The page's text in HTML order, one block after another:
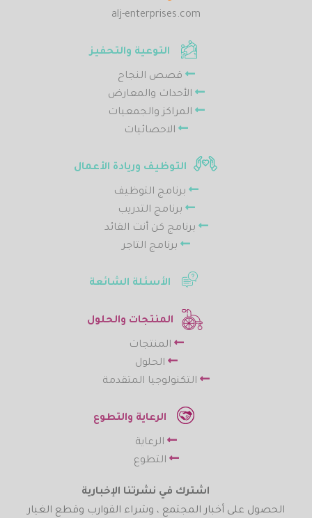
alj-enterprises.com
التوعية والتحفيز
قصص النجاح
الأحداث والمعارض
المراكز والجمعيات
الاحصائيات
التوظيف وريادة الأعمال
برنامج التوظيف
برنامج التدريب
برنامج كن أنت القائد
برنامج التاجر
الأسئلة الشائعة
المنتجات والحلول
المنتجات
الحلول
التكنولوجيا المتقدمة
الرعاية والتطوع
الرعاية
التطوع
اشترك في نشرتنا الإخبارية
الحصول على أخبار المجتمع ، وشراء القوارب وقطع الغيار